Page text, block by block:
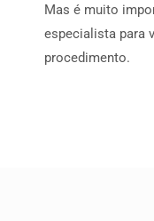
Mas é muito
especialista para
procedimento.